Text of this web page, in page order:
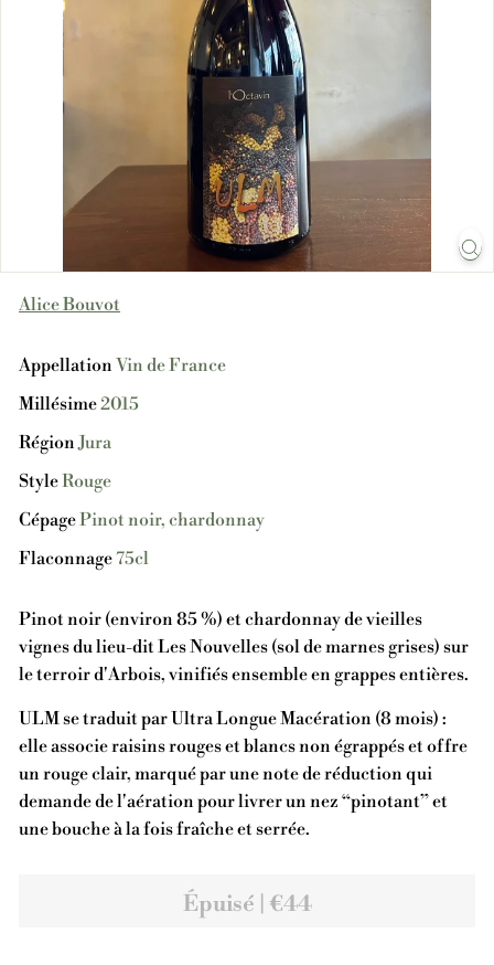
Alice Bouvot
AppellationVin de France
Millésime2015
RégionJura
StyleRouge
CépagePinot noir, chardonnay
Flaconnage75cl
Pinot noir (environ 85 %) et chardonnay de vieilles
vignes du lieu-dit Les Nouvelles (sol de marnes grises) sur
le terroir d'Arbois, vinifiés ensemble en grappes entières.
ULM se traduit par Ultra Longue Macération (8 mois) :
elle associe raisins rouges et blancs non égrappés et offre
un rouge clair, marqué par une note de réduction qui
demande de l'aération pour livrer un nez “pinotant” et
une bouche à la fois fraîche et serrée.
Épuisé | €44